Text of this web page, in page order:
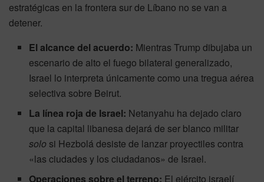
estratégicas en la frontera sur de Líbano no se van a
detener.
El alcance del acuerdo: Mientras Trump dibujaba un
escenario de alto el fuego bilateral generalizado,
Israel lo interpreta únicamente como una tregua aérea
selectiva sobre Beirut.
La línea roja de Israel: Netanyahu ha dejado claro
que la capital libanesa dejará de ser blanco militar
solo si Hezbolá desiste de lanzar proyectiles contra
«las ciudades y los ciudadanos» de Israel.
Operaciones sobre el terreno: El ejército israelí